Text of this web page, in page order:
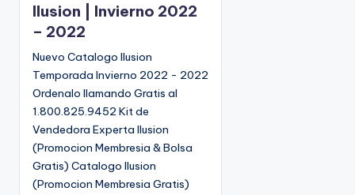
l
c
a
d
o
e
n
Ilusion | Invierno 2022
– 2022
Nuevo Catalogo Ilusion
Temporada Invierno 2022 - 2022
Ordenalo llamando Gratis al
1.800.825.9452 Kit de
Vendedora Experta Ilusion
(Promocion Membresia & Bolsa
Gratis) Catalogo Ilusion
(Promocion Membresia Gratis)